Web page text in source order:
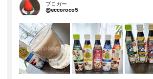
ブロガー
@eccoroco5